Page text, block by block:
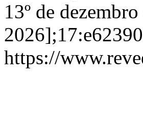
13º de
https://